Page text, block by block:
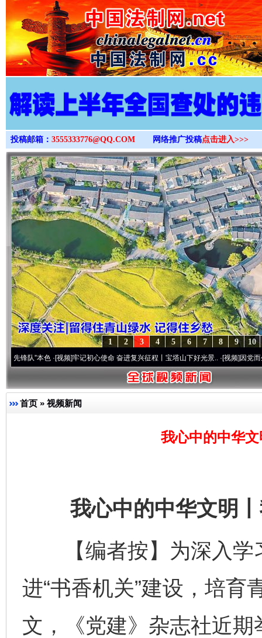
>
投稿邮箱： 3555333776@QQ.COM 网络推广投稿点击进入>>>
10
9
8
7
6
5
4
3
2
1
色·[视频]牢记初心使命 奋进复兴征程丨宝塔山下好光景..·[视频]因党而生 为党而
首页 » 视频新闻
我心中的中华
我心中的中华文明丨
【编者按】为深入学
进“书香机关”建设，培育
文，《党建》杂志社近期